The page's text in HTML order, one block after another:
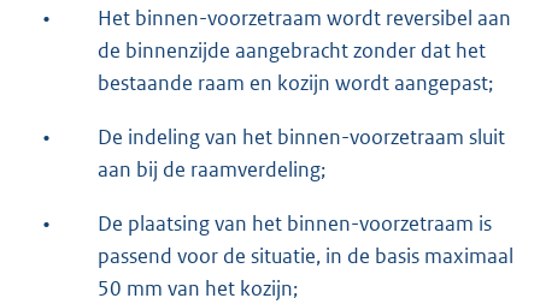
•
Het binnen-voorzetraam wordt reversibel aan
de binnenzijde aangebracht zonder dat het
bestaande raam en kozijn wordt aangepast;
•
De indeling van het binnen-voorzetraam sluit
aan bij de raamverdeling;
•
De plaatsing van het binnen-voorzetraam is
passend voor de situatie, in de basis maximaal
50 mm van het kozijn;